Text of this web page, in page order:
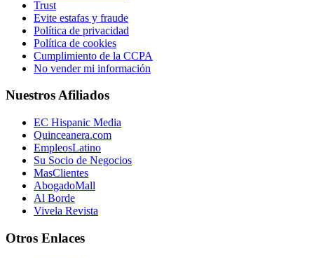
Trust
Evite estafas y fraude
Política de privacidad
Política de cookies
Cumplimiento de la CCPA
No vender mi información
Nuestros Afiliados
EC Hispanic Media
Quinceanera.com
EmpleosLatino
Su Socio de Negocios
MasClientes
AbogadoMall
Al Borde
Vivela Revista
Otros Enlaces